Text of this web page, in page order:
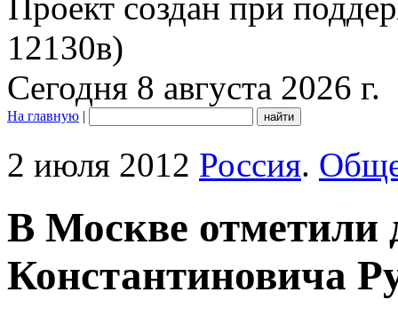
12130в)
Сегодня 8 августа 2026 г.
На главную |
2 июля 2012 Россия.
В Москве отметили
Константиновича